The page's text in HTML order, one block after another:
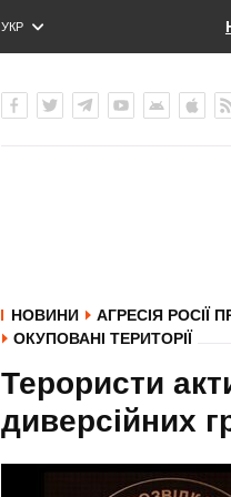
УКР
ENG
НОВИНИ
АГРЕСІЯ РОСІЇ
ОКУПОВАНІ ТЕРИТОРІЇ
Терористи
диверсійних